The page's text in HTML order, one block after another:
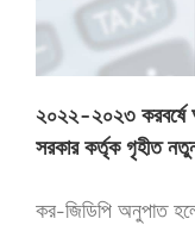
২০২২-২০২৩ করবর্ষে
সরকার কর্তৃক গৃহীত
কর-জিডিপি অনুপাত